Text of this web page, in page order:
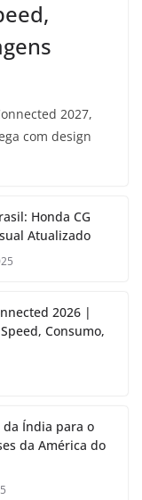
2027,
com design
Honda CG
Atualizado
2026 |
Consumo,
Índia para o
da América do